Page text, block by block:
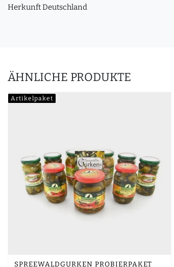
Herkunft Deutschland
ÄHNLICHE PRODUKTE
Artikelpaket
SPREEWALDGURKEN PROBIERPAKET